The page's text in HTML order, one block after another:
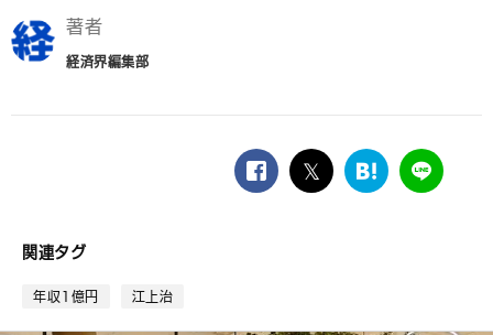
著者
経済界編集部
facebook
twitter
は
LINE
関連タグ
年収1億円 江上治